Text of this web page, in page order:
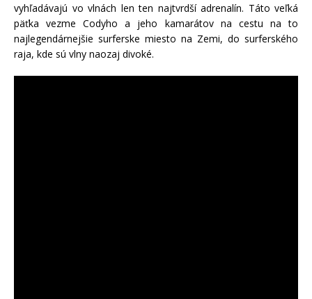
vyhľadávajú vo vlnách len ten najtvrdší adrenalín. Táto veľká
päťka vezme Codyho a jeho kamarátov na cestu na to
najlegendárnejšie surferske miesto na Zemi, do surferského
raja, kde sú vlny naozaj divoké.